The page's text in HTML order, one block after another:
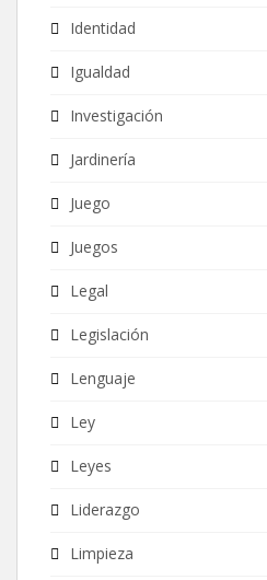
Identidad
Igualdad
Investigación
Jardinería
Juego
Juegos
Legal
Legislación
Lenguaje
Ley
Leyes
Liderazgo
Limpieza